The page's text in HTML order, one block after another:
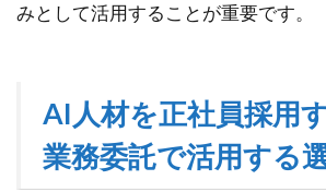
みとして活用することが重要です。
AI人材を正社員採用
業務委託で活用する